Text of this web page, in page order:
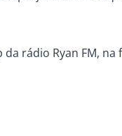
rádio Ryan FM, na